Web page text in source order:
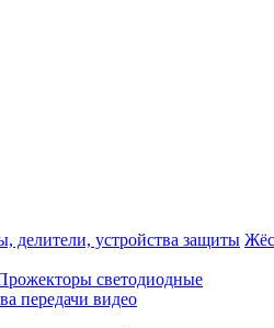
делители, устройства защиты
светодиодные
передачи видео